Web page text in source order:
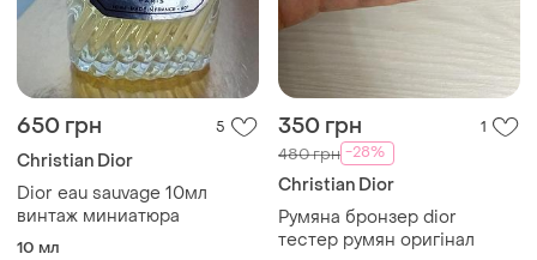
650 грн 5
Christian Dior
Dior eau sauvage 10мл
винтаж миниатюра
10 мл
350 грн 1
480 грн -28%
Christian Dior
Румяна бронзер dior
тестер румян оригінал